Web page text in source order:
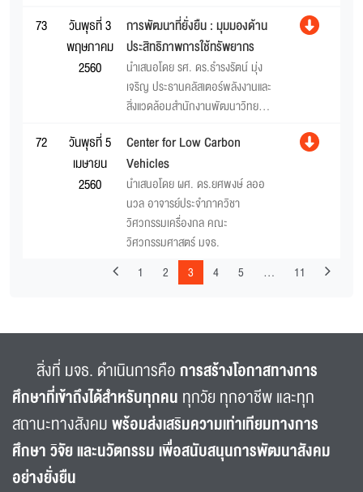
73
วันพุธที่ 3
พฤษภาคม
2560
การพัฒนาที่ยั่งยืน : มุมมองด้าน
ประสิทธิภาพการใช้ทรัพยากร
นำเสนอโดย รศ. ดร.ธำรงรัตน์ มุ่ง
เจริญ ประธานคลัสเตอร์พลังงานและ
สิ่งแวดล้อมสำนักงานพัฒนาวิทย...
72
วันพุธที่ 5
เมษายน
2560
Center for Low Carbon
Vehicles
นำเสนอโดย ผศ. ดร.ยศพงษ์ ลออ
นวล อาจารย์ประจำภาควิชา
วิศวกรรมเครื่องกล คณะ
วิศวกรรมศาสตร์ มจธ.
1
2 3 4 5 … 11
สิ่งที่ มจธ. ดำเนินการคือการสร้างโอกาสทางการ
ศึกษาที่เข้าถึงได้สำหรับทุกคน ทุกวัย ทุกอาชีพ และทุก
สถานะทางสังคมพร้อมส่งเสริมความเท่าเทียมทางการ
ศึกษา วิจัย และนวัตกรรม เพื่อสนับสนุนการพัฒนาสังคม
อย่างยั่งยืน